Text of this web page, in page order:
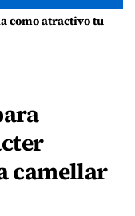
de la economía de Lanzarote
camellar